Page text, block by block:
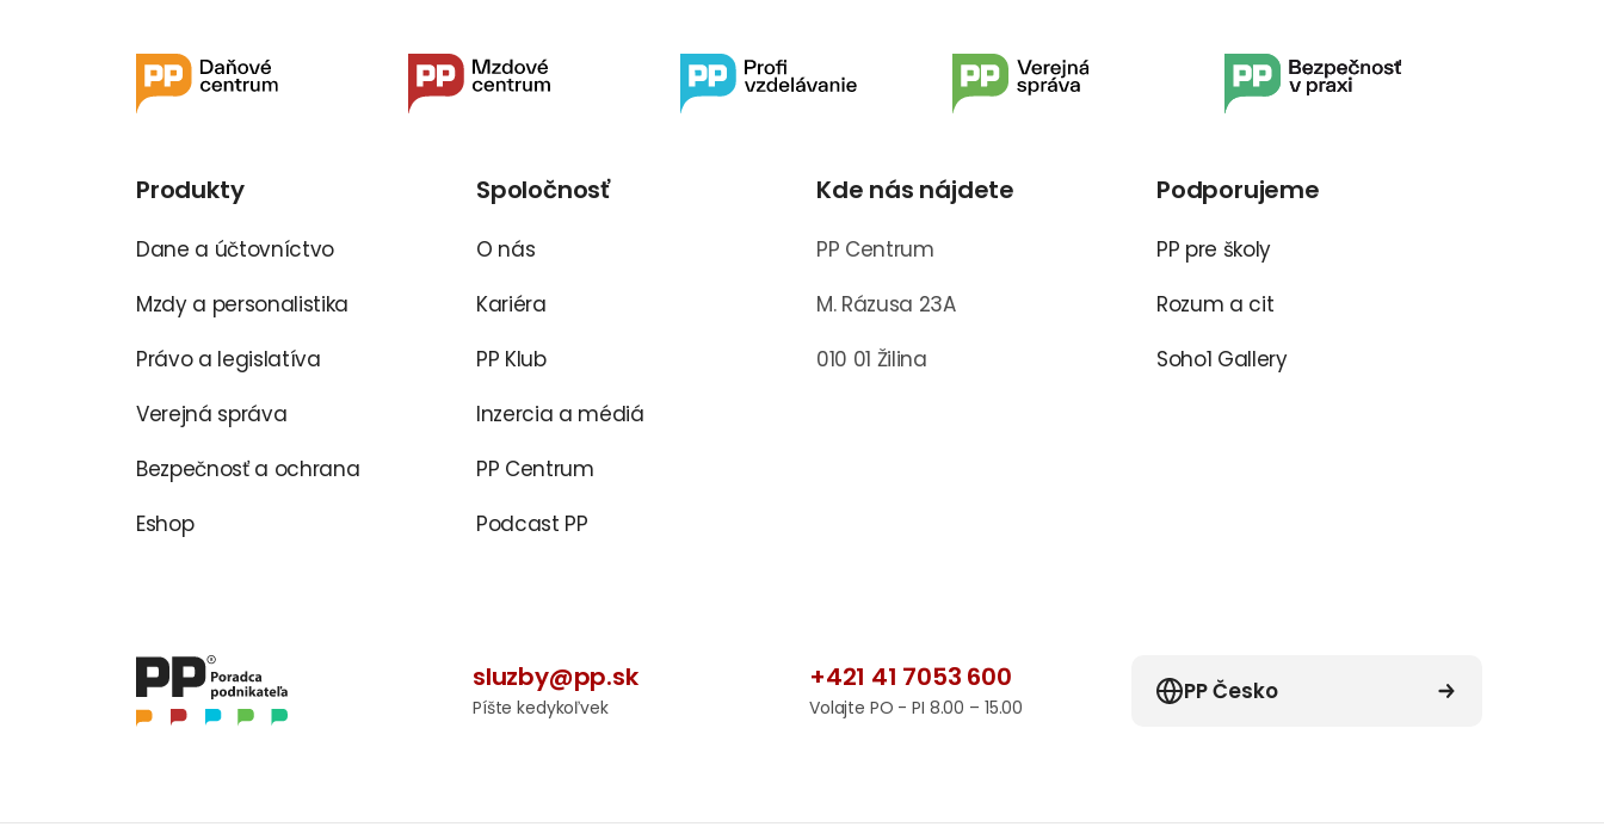
Produkty
Dane a účtovníctvo
Mzdy a personalistika
Právo a legislatíva
Verejná správa
Bezpečnosť a ochrana
Eshop
Spoločnosť
O nás
Kariéra
PP Klub
Inzercia a médiá
PP Centrum
Podcast PP
Kde nás nájdete
PP Centrum
M. Rázusa 23A
010 01 Žilina
Podporujeme
PP pre školy
Rozum a cit
Soho1 Gallery
sluzby@pp.sk
Píšte kedykoľvek
+421 41 7053 600
Volajte PO - PI 8.00 – 15.00
PP Česko